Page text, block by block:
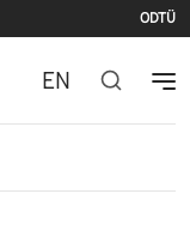
ODTÜ
EN